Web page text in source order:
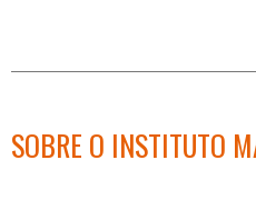
SOBRE O INSTITUTO